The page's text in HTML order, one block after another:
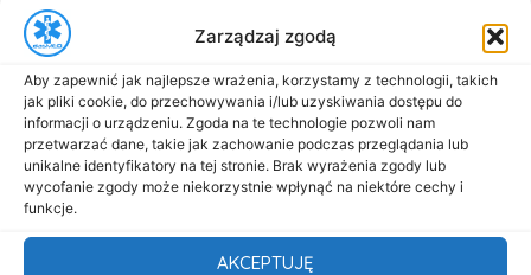
Zarządzaj zgodą
Aby zapewnić jak najlepsze wrażenia, korzystamy z technologii, takich
jak pliki cookie, do przechowywania i/lub uzyskiwania dostępu do
informacji o urządzeniu. Zgoda na te technologie pozwoli nam
przetwarzać dane, takie jak zachowanie podczas przeglądania lub
unikalne identyfikatory na tej stronie. Brak wyrażenia zgody lub
wycofanie zgody może niekorzystnie wpłynąć na niektóre cechy i
funkcje.
AKCEPTUJĘ
biuro@dasmed.pl
Menu
Start
O nas
Oferta
Cennik